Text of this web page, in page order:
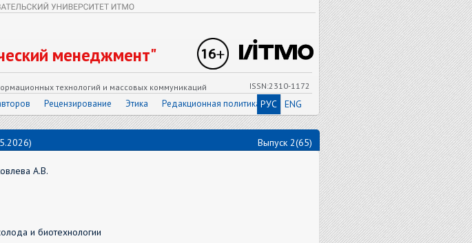
менеджмент"
технологий и массовых коммуникаций
ISSN:2310-1172
Рецензирование Этика Редакционная политика РУС ENG
Выпуск 2(65)
А.В.
и биотехнологии